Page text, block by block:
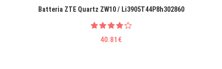
Batteria ZTE Quartz ZW10 / Li3905T44P8h302860
40.81€